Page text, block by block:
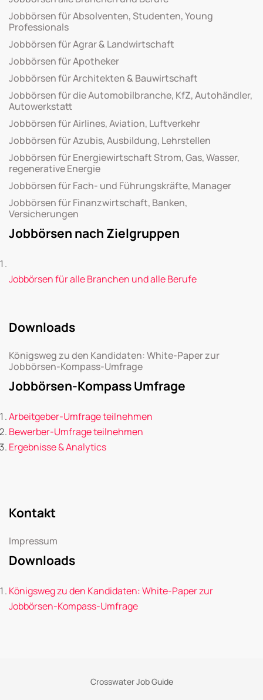
Jobbörsen für Absolventen, Studenten, Young
Professionals
Jobbörsen für Agrar & Landwirtschaft
Jobbörsen für Apotheker
Jobbörsen für Architekten & Bauwirtschaft
Jobbörsen für die Automobilbranche, KfZ, Autohändler,
Autowerkstatt
Jobbörsen für Airlines, Aviation, Luftverkehr
Jobbörsen für Azubis, Ausbildung, Lehrstellen
Jobbörsen für Energiewirtschaft Strom, Gas, Wasser,
regenerative Energie
Jobbörsen für Fach- und Führungskräfte, Manager
Jobbörsen für Finanzwirtschaft, Banken,
Versicherungen
Jobbörsen nach Zielgruppen
Jobbörsen für alle Branchen und alle Berufe
Downloads
Königsweg zu den Kandidaten: White-Paper zur
Jobbörsen-Kompass-Umfrage
Jobbörsen-Kompass Umfrage
Arbeitgeber-Umfrage teilnehmen
Bewerber-Umfrage teilnehmen
Ergebnisse & Analytics
Kontakt
Impressum
Downloads
Königsweg zu den Kandidaten: White-Paper zur
Jobbörsen-Kompass-Umfrage
Crosswater Job Guide